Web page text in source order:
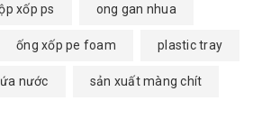
xốp ps ong gan nhua
ống xốp pe foam plastic tray
nước sản xuất màng chít